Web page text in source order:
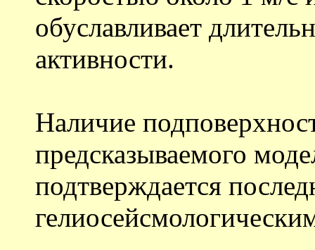
обуславливает
активности.
Наличие
предсказываемого
подтверждается